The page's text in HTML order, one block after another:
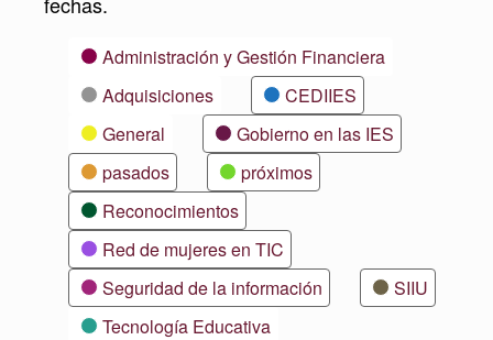
CategoríasAdministración y Gestión Financiera
Adquisiciones
CEDIIES
General
Gobierno en las IES
pasados
próximos
Reconocimientos
Red de mujeres en TIC
Seguridad de la información
SIIU
Tecnología Educativa